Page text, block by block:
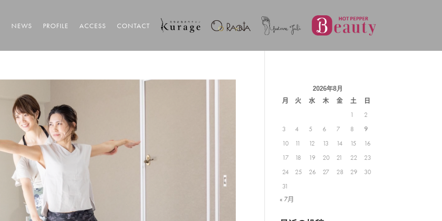
NEWS PROFILE ACCESS CONTACT
2026年8月
月 火 水 木 金 土
日
1
2
3
4 5 6 7 8
9
10
11 12 13 14 15
16
17
18 19 20 21 22
23
24
25 26 27 28 29
30
31
« 7月